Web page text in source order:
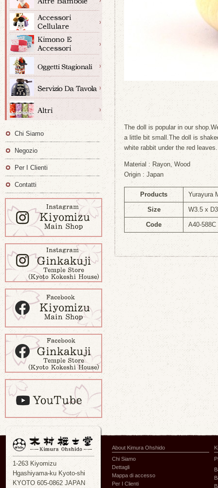
The doll is popular in our
a little bit small.The doll is
white rabbit under the red leaves.
Material : Rayon, Wood
Origin : Japan
Products Yurayura
Size W3.5 x
Code A40-588C
Chi Siamo
Negozio
Per I Clienti
Contatti
1-263 Kiyomizu
Hgashiyama-ku Kyoto-shi
KYOTO 605-0862 JAPAN
About Kimura Ohshido
Chi Siamo
Dettagli
Mappa di accesso
Per I Clienti